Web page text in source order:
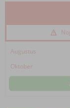
Augustus
Oktober